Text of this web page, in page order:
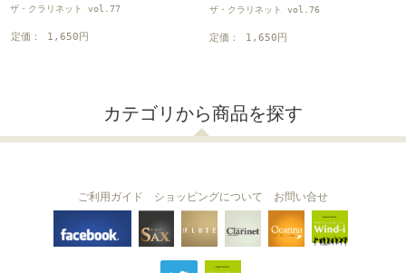
ザ・クラリネット vol.77
定価： 1,650円
ザ・クラリネット vol.76
定価： 1,650円
カテゴリから商品を探す
ご利用ガイド ショッピングについて お問い合せ